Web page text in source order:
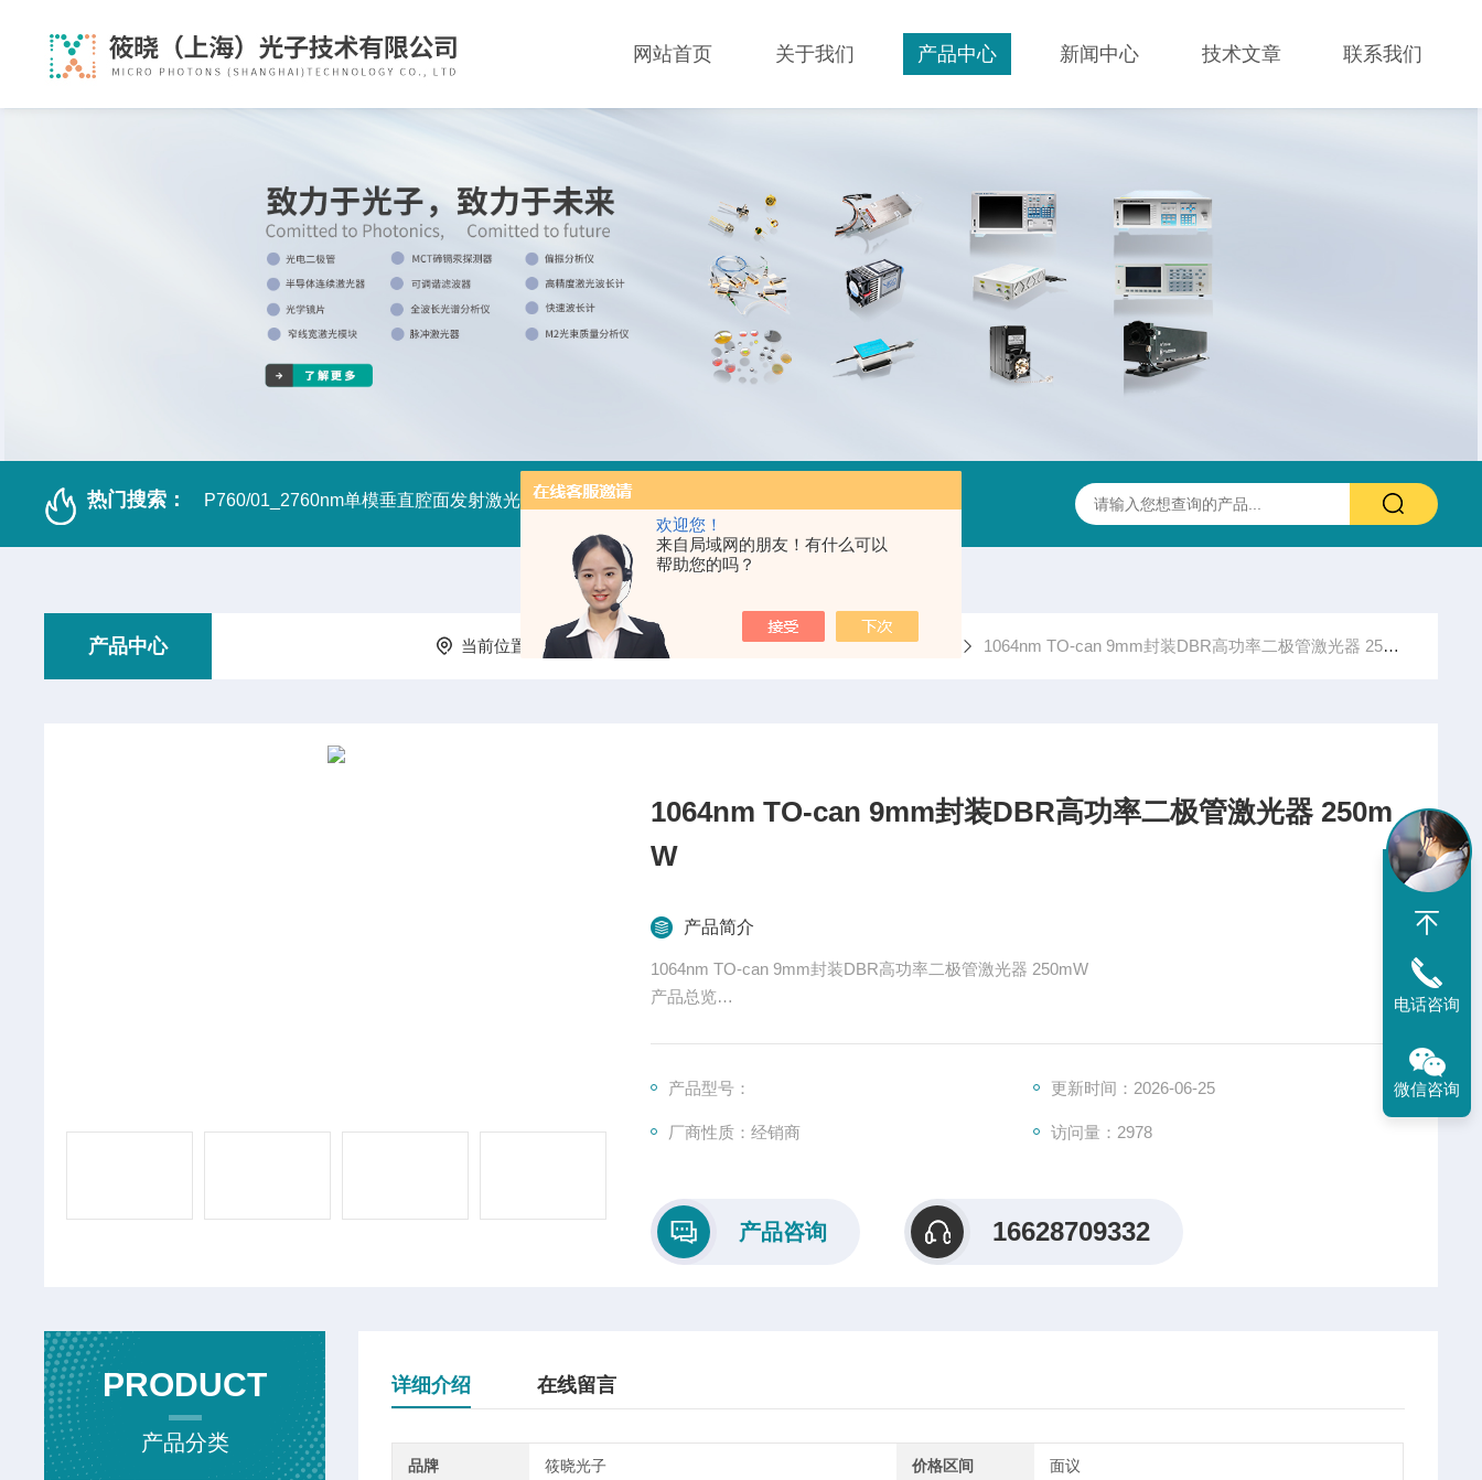
欢迎您！
来自局域网的朋友！有什么可以
帮助您的吗？
网站首页 关于我们 产品中心 新闻中心 技术文章 联系我们
热门搜索： P760/01_2760nm单模垂直腔面发射激光器 RFLDM-RF射频激光二极管驱动（控制/电源） IR抛光硫化锌(ZnS)多光谱(透明)窗片 0.37-13.5um 25.4X3.0mm（
产品中心 当前位置： 首页 产品中心 半导体连续激光器 DBR激光器 1064nm TO-can 9mm封装DBR高功率二极管激光器 250mW
1064nm TO-can 9mm封装DBR高功率二极管激光器 250m
W
产品简介
1064nm TO-can 9mm封装DBR高功率二极管激光器 250mW
产品总览
产品型号：
更新时间：2026-06-25
厂商性质：经销商 访问量：2978
产品咨询 16628709332
PRODUCT
产品分类
详细介绍 在线留言
品牌 筱晓光子 价格区间 面议
电话咨询
微信咨询